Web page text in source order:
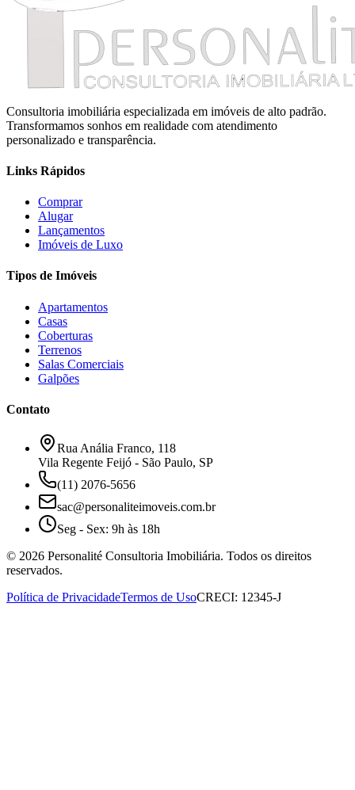
Consultoria imobiliária especializada em imóveis de alto padrão.
Transformamos sonhos em realidade com atendimento
personalizado e transparência.
Links Rápidos
Comprar
Alugar
Lançamentos
Imóveis de Luxo
Tipos de Imóveis
Apartamentos
Casas
Coberturas
Terrenos
Salas Comerciais
Galpões
Contato
Rua Anália Franco, 118
Vila Regente Feijó - São Paulo, SP
(11) 2076-5656
sac@personaliteimoveis.com.br
Seg - Sex: 9h às 18h
© 2026 Personalité Consultoria Imobiliária. Todos os direitos
reservados.
Política de PrivacidadeTermos de UsoCRECI: 12345-J